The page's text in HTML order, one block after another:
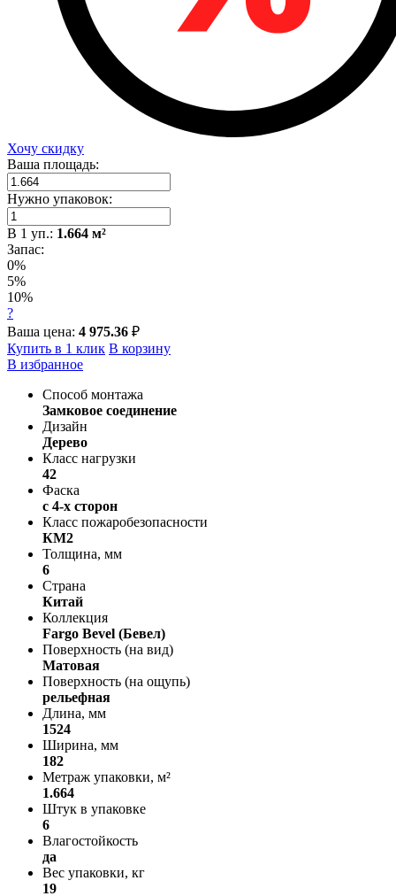
Хочу скидку
Ваша площадь:
Нужно упаковок:
В 1 уп.: 1.664 м²
Запас:
0%
5%
10%
?
Ваша цена: 4 975.36 ₽
Купить в 1 клик В корзину
В избранное
Способ монтажа
Замковое соединение
Дизайн
Дерево
Класс нагрузки
42
Фаска
с 4-х сторон
Класс пожаробезопасности
КМ2
Толщина, мм
6
Страна
Китай
Коллекция
Fargo Bevel (Бевел)
Поверхность (на вид)
Матовая
Поверхность (на ощупь)
рельефная
Длина, мм
1524
Ширина, мм
182
Метраж упаковки, м²
1.664
Штук в упаковке
6
Влагостойкость
да
Вес упаковки, кг
19